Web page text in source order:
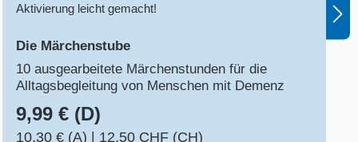
Aktivierung leicht gemacht!
Die Märchenstube
10 ausgearbeitete Märchenstunden für die
Alltagsbegleitung von Menschen mit Demenz
9,99 € (D)
10,30 € (A) 12,50 CHF (CH)